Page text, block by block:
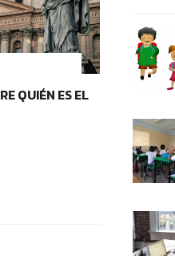
QUIÉN ES EL
DE